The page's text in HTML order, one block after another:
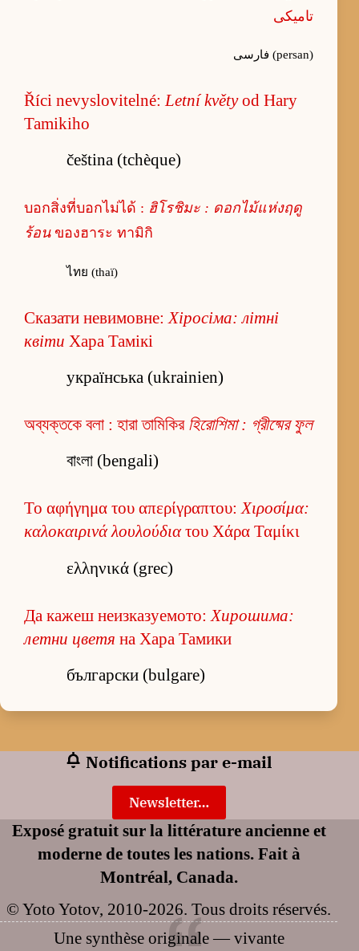
تامیکی
فارسی (persan)
Říci nevyslovitelné:Letní květyod Hary
Tamikiho
čeština (tchèque)
บอกสิ่งที่บอกไม่ได้ : ฮิโรชิมะ : ดอกไม้แห่งฤดู
ร้อนของฮาระ ทามิกิ
ไทย (thaï)
Сказати невимовне: Хіросіма: літні
квіти Хара Тамікі
українська (ukrainien)
অব্যক্তকে বলা : হারা তামিকির হিরোশিমা : গ্রীষ্মের ফুল
বাংলা (bengali)
Το αφήγημα του απερίγραπτου:Χιροσίμα:
καλοκαιρινά λουλούδιατου Χάρα Ταμίκι
ελληνικά (grec)
Да кажеш неизказуемото: Хирошима:
летни цветя на Хара Тамики
български (bulgare)
Notifications par e-mail
Newsletter…
Exposé gratuit sur la littérature ancienne et
moderne de toutes les nations. Fait à
Montréal, Canada.
© Yoto Yotov, 2010-2026. Tous droits réservés.
Une synthèse originale — vivante